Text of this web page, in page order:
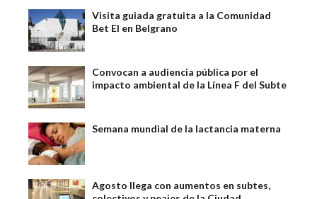
Visita guiada gratuita a la Comunidad
Bet El en Belgrano
Convocan a audiencia pública por el
impacto ambiental de la Línea F del Subte
Semana mundial de la lactancia materna
Agosto llega con aumentos en subtes,